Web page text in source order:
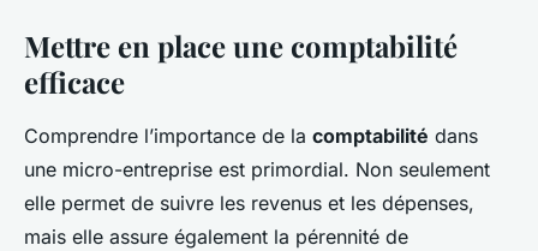
Mettre en place une comptabilité
efficace
Comprendre l’importance de la comptabilité dans
une micro-entreprise est primordial. Non seulement
elle permet de suivre les revenus et les dépenses,
mais elle assure également la pérennité de